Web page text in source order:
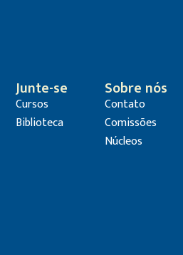
Junte-se
Cursos
Biblioteca
Sobre nós
Contato
Comissões
Núcleos